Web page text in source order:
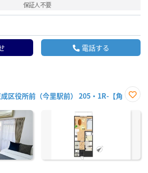
保証人不要
電話する
区役所前（今里駅前） 205・1R-【角
に入